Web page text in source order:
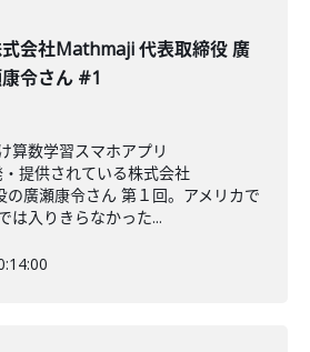
会社Mathmaji 代表取締役 廣
令さん #1
算数学習スマホアプリ
提供されている株式会社
廣瀬康令さん 第１回。アメリカで
は入りきらなかった...